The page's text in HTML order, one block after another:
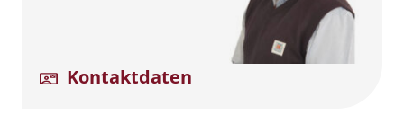
Kontaktdaten